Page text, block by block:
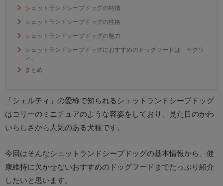
シェットランドシープドッグの特徴
シェットランドシープドッグの性格
シェットランドシープドッグの魅力
シェットランドシープドッグにおすすめのドッグフードは「モグワ
ン」
まとめ
「シェルティ」の愛称で知られるシェットランドシープドッグ
はコリーのミニチュアのような容姿をしており、見た目のかわ
いらしさから人気のある犬種です。
今回はそんなシェットランドシープドッグの基本情報から、健
康維持に欠かせないおすすめのドッグフードまでたっぷり紹介
したいと思います。